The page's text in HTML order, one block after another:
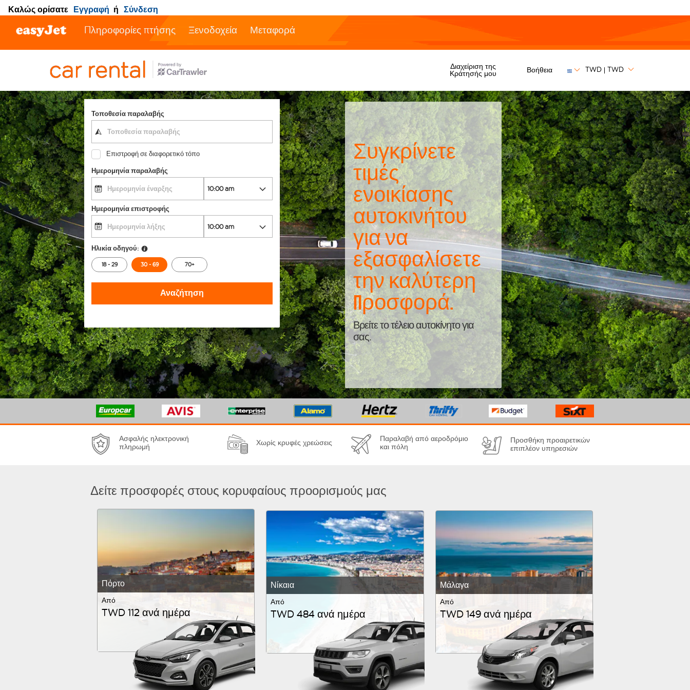
Καλώς ορίσατε Εγγραφή ή Σύνδεση
Πληροφορίες πτήσης Ξενοδοχεία Μεταφορά
Διαχείριση της
Κράτησής μου
Βοήθεια TWD | TWD
Τοποθεσία παραλαβής
Επιστροφή σε διαφορετικό τόπο
Ημερομηνία παραλαβής
Ημερομηνία επιστροφής
Ηλικία οδηγού:
18 - 29 30 - 69 70+
Αναζήτηση
Συγκρίνετε
τιμές
ενοικίασης
αυτοκινήτου
για να
εξασφαλίσετε
την καλύτερη
προσφορά.
Βρείτε το τέλειο αυτοκίνητο για
σας.
Ασφαλής ηλεκτρονική
πληρωμή
Χωρίς κρυφές χρεώσεις
Παραλαβή από αεροδρόμιο
και πόλη
Προσθήκη προαιρετικών
επιπλέον υπηρεσιών
Δείτε προσφορές στους κορυφαίους προορισμούς μας
Πόρτο
Από
TWD 112 ανά ημέρα
Νίκαια
Από
TWD 484 ανά ημέρα
Μάλαγα
Από
TWD 149 ανά ημέρα